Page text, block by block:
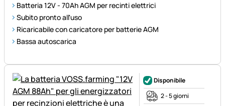
Batteria 12V - 70Ah AGM per recinti elettrici
Subito pronto all'uso
Ricaricabile con caricatore per batterie AGM
Bassa autoscarica
Disponibile
2 - 5 giorni